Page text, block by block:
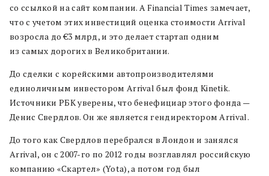
со ссылкой на сайт компании. А Financial Times замечает,
что с учетом этих инвестиций оценка стоимости Arrival
возросла до €3 млрд, и это делает стартап одним
из самых дорогих в Великобритании.
До сделки с корейскими автопроизводителями
единоличным инвестором Arrival был фонд Kinetik.
Источники РБК уверены, что бенефициар этого фонда —
Денис Свердлов. Он же является гендиректором Arrival.
До того как Свердлов перебрался в Лондон и занялся
Arrival, он с 2007-го по 2012 годы возглавлял российскую
компанию «Скартел» (Yota), а потом год был